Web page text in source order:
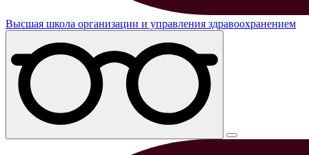
Высшая школа организации и управления здравоохранением